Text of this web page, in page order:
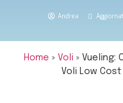
Andrea
Home » Voli » Vueling:
Voli Low Cost